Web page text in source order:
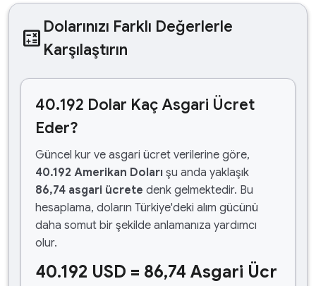
calculate Dolarınızı Farklı Değerlerle
Karşılaştırın
40.192 Dolar Kaç Asgari Ücret
Eder?
Güncel kur ve asgari ücret verilerine göre,
40.192 Amerikan Doları şu anda yaklaşık
86,74 asgari ücrete denk gelmektedir. Bu
hesaplama, doların Türkiye'deki alım gücünü
daha somut bir şekilde anlamanıza yardımcı
olur.
40.192 USD = 86,74 Asgari Ücr